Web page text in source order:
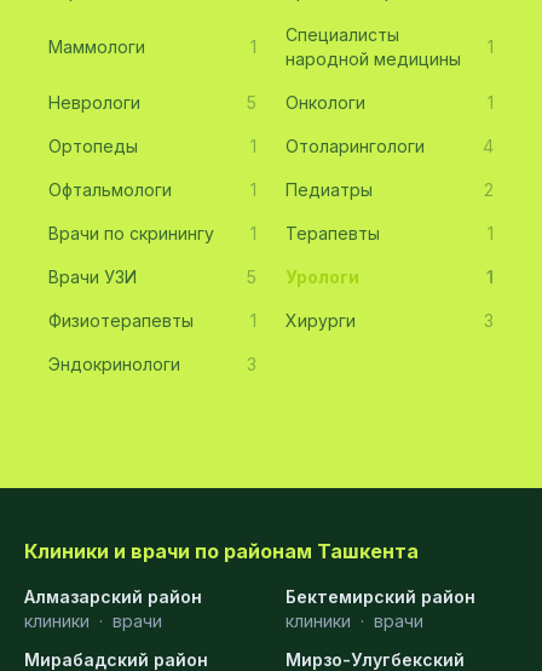
Маммологи 1
Специалисты
народной медицины
1
Неврологи 5 Онкологи 1
Ортопеды 1 Отоларингологи 4
Офтальмологи 1 Педиатры 2
Врачи по скринингу 1 Терапевты 1
Врачи УЗИ 5 Урологи 1
Физиотерапевты 1 Хирурги 3
Эндокринологи 3
Клиники и врачи по районам Ташкента
Алмазарский район
клиники · врачи
Бектемирский район
клиники · врачи
Мирабадский район
Мирзо-Улугбекский